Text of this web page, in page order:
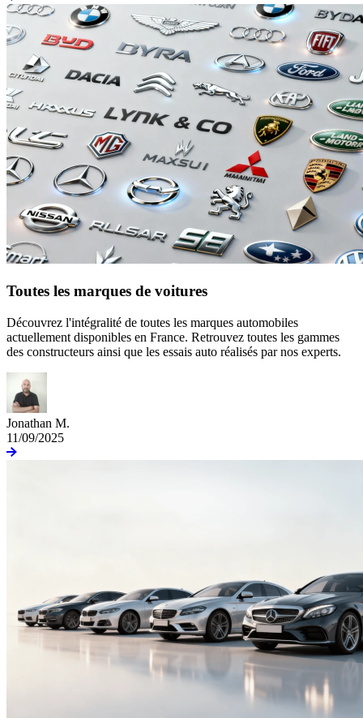
Toutes les marques de voitures
Découvrez l'intégralité de toutes les marques automobiles
actuellement disponibles en France. Retrouvez toutes les gammes
des constructeurs ainsi que les essais auto réalisés par nos experts.
Jonathan M.
11/09/2025